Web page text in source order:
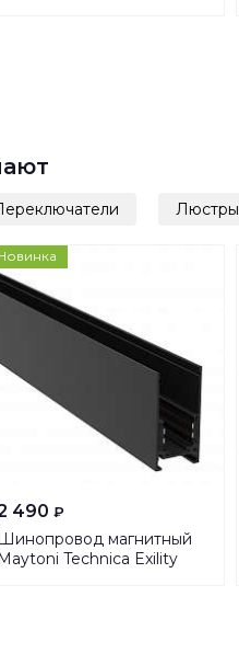
Люстры
490 ₽
Шинопровод магнитный
Maytoni Technica Exility